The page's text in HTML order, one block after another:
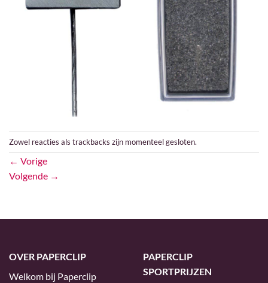
Zowel reacties als trackbacks zijn momenteel gesloten.
← Vorige
Volgende →
OVER PAPERCLIP
Welkom bij Paperclip
PAPERCLIP
SPORTPRIJZEN